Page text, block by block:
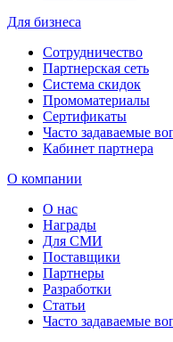
Для бизнеса
Сотрудничество
Партнерская сеть
Система скидок
Промоматериалы
Сертификаты
Часто задаваемые
Кабинет партнера
О компании
О нас
Награды
Для СМИ
Поставщики
Партнеры
Разработки
Статьи
Часто задаваемые